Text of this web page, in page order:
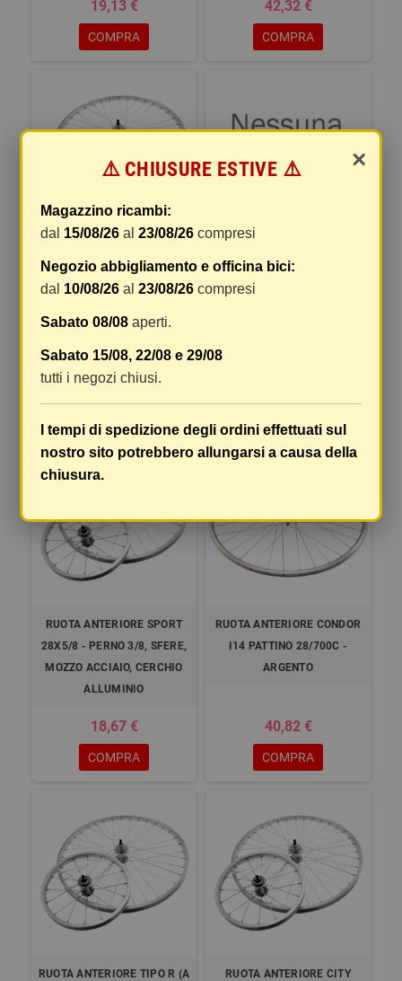
19,13 €
COMPRA
42,32 €
COMPRA
TOURING 26X1,75 - SGANCIO
RAPIDO, CUSCINETTI, MOZZO
ALLUMINIO, CERCHIO
24,27 €
COMPRA
TOURING 26X1,75 - PERNO
3/8, CUSCINETTI, MOZZO
COMPRA
RUOTA ANTERIORE SPORT
28X5/8 - PERNO 3/8, SFERE,
MOZZO ACCIAIO, CERCHIO
ALLUMINIO
18,67 €
COMPRA
RUOTA ANTERIORE CONDOR
I14 PATTINO 28/700C -
ARGENTO
40,82 €
COMPRA
RUOTA ANTERIORE TIPO R (A
RUOTA ANTERIORE CITY
×
⚠️ CHIUSURE ESTIVE ⚠️
Magazzino ricambi:
dal 15/08/26 al23/08/26 compresi
Negozio abbigliamento e officina bici:
dal 10/08/26 al23/08/26 compresi
Sabato 08/08 aperti.
Sabato 15/08, 22/08 e 29/08
tutti i negozi chiusi.
I tempi di spedizione degli ordini effettuati sul
nostro sito potrebbero allungarsi a causa della
chiusura.